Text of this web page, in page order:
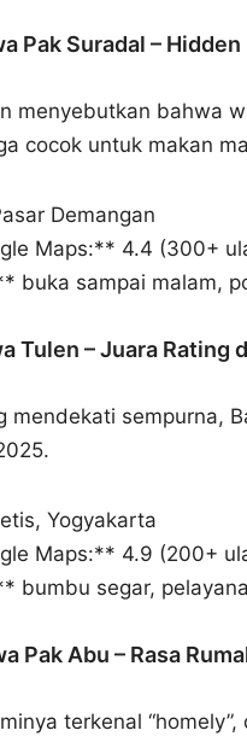
Pak Suradal –
menyebutkan bahwa
cocok untuk makan
Demangan
Maps:** 4.4 (300+
buka sampai malam,
Tulen – Juara Rating
mendekati sempurna,
Yogyakarta
Maps:** 4.9 (200+
bumbu segar,
Pak Abu – Rasa
terkenal